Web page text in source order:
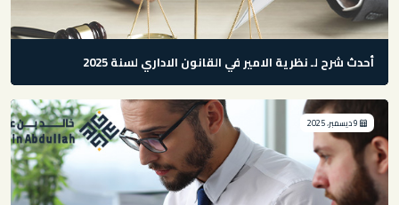
أحدث شرح لـ نظرية الامير في القانون الاداري لسنة 2025